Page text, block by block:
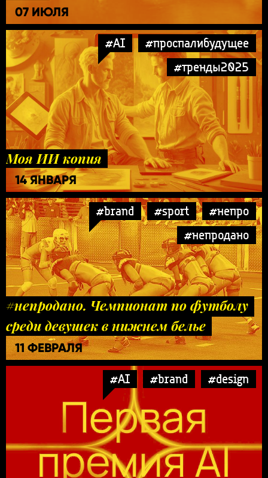
07 ИЮЛЯ
#AI
#проспалибудущее
#тренды2025
Моя ИИ копия
14 ЯНВАРЯ
#brand #sport
#непро
#непродано
#непродано. Чемпионат по футболу
среди девушек в нижнем белье
11 ФЕВРАЛЯ
#AI #brand #design